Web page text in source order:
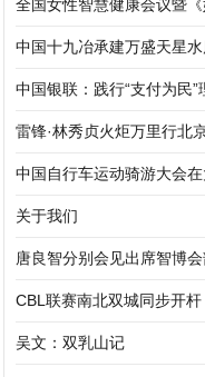
全国女性智慧健康会议暨《
公益行在京举行
中国十九冶承建万盛天星
利完工
中国银联：践行“支付为民
融惠农答卷
雷锋·林秀贞火炬万里行北
国雷锋协会捐赠“中华五福
中国自行车运动骑游大会
骑手齐竞技 以赛为媒促协同
关于我们
唐良智分别会见出席智博
责人
CBL联赛南北双城同步开
乐部联赛正式启幕
吴文：双乳山记